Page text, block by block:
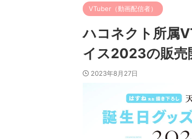
VTuber（動画配信者）
ハコネクト所属
イス2023の販売
2023年8月27日